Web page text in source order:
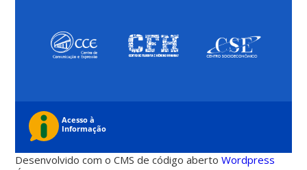
Desenvolvido com o CMS de código abertoWordpress